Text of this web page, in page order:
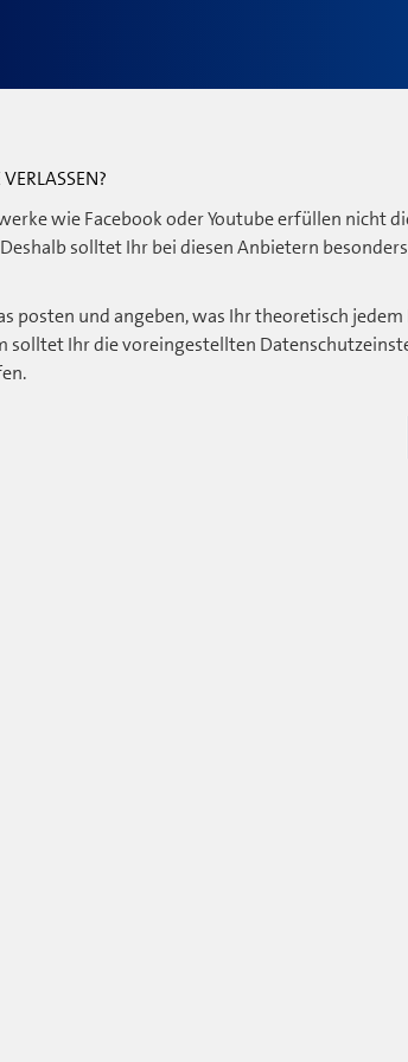
wie Facebook oder Youtube erfüllen nicht
Deshalb solltet Ihr bei diesen Anbietern
posten und angeben, was Ihr theoretisch
solltet Ihr die voreingestellten